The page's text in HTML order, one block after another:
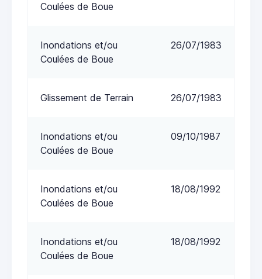
Coulées de Boue
Inondations et/ou
Coulées de Boue
26/07/1983
Glissement de Terrain 26/07/1983
Inondations et/ou
Coulées de Boue
09/10/1987
Inondations et/ou
Coulées de Boue
18/08/1992
Inondations et/ou
Coulées de Boue
18/08/1992